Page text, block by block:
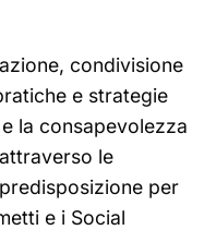
condivisione
e strategie
la consapevolezza
le
per
e i Social